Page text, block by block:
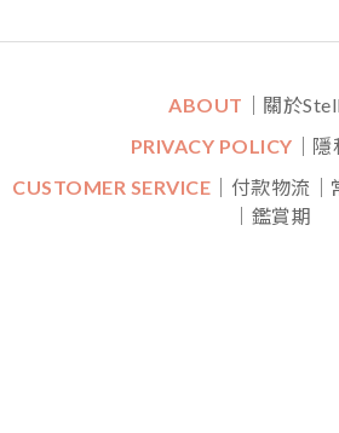
ABOUT ｜關於
PRIVACY POLICY ｜
CUSTOMER SERVICE ｜付款物流
｜鑑賞期